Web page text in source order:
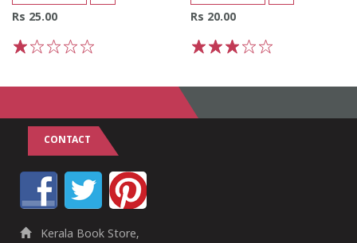
Rs 25.00
Rs 20.00
CONTACT
Kerala Book Store,